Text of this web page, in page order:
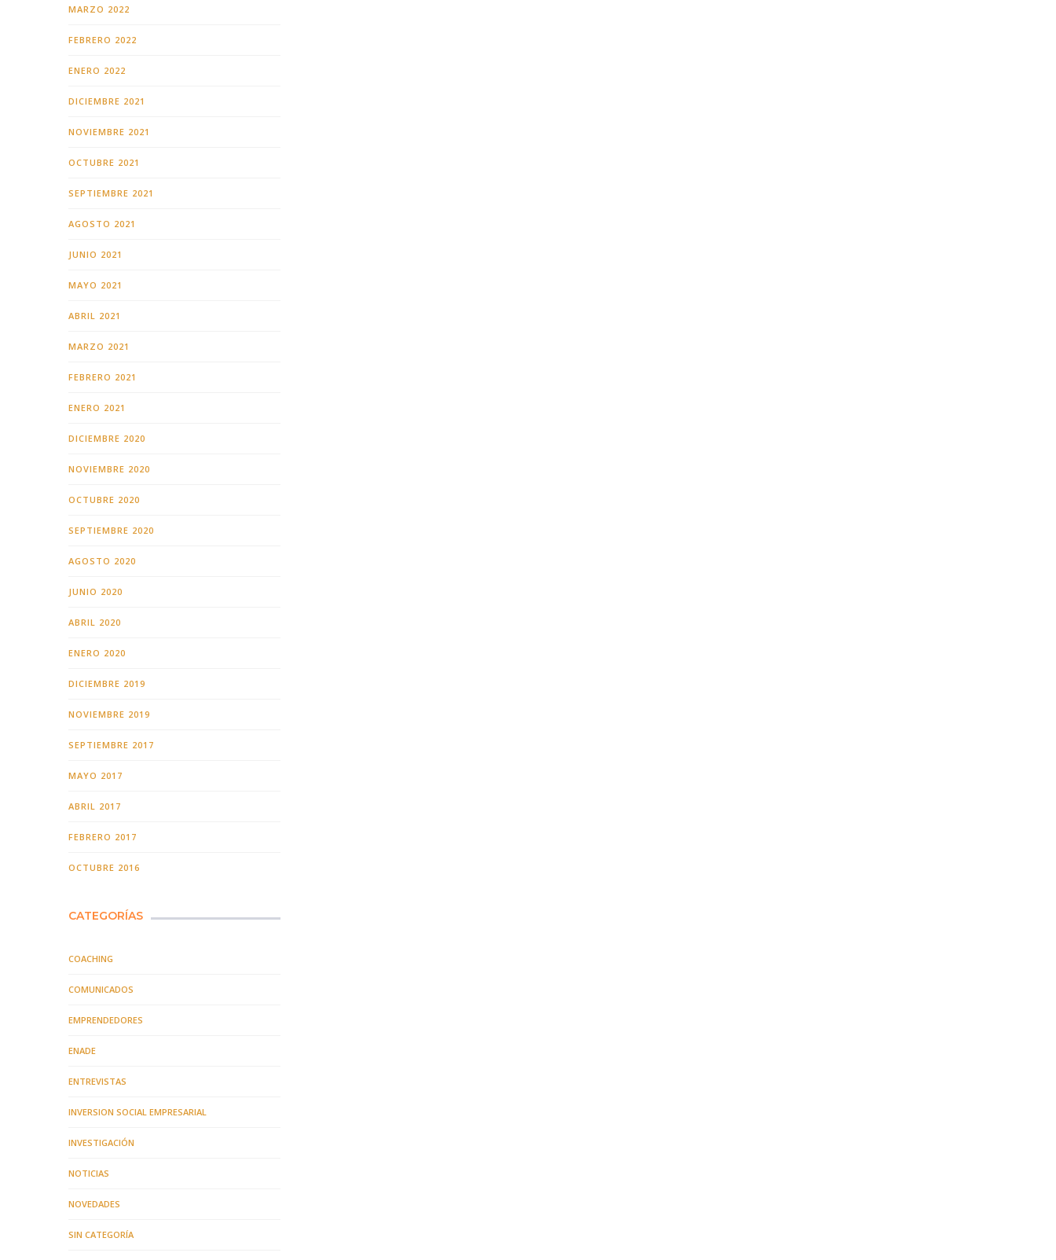
MARZO 2022
FEBRERO 2022
ENERO 2022
DICIEMBRE 2021
NOVIEMBRE 2021
OCTUBRE 2021
SEPTIEMBRE 2021
AGOSTO 2021
JUNIO 2021
MAYO 2021
ABRIL 2021
MARZO 2021
FEBRERO 2021
ENERO 2021
DICIEMBRE 2020
NOVIEMBRE 2020
OCTUBRE 2020
SEPTIEMBRE 2020
AGOSTO 2020
JUNIO 2020
ABRIL 2020
ENERO 2020
DICIEMBRE 2019
NOVIEMBRE 2019
SEPTIEMBRE 2017
MAYO 2017
ABRIL 2017
FEBRERO 2017
OCTUBRE 2016
CATEGORÍAS
COACHING
COMUNICADOS
EMPRENDEDORES
ENADE
ENTREVISTAS
INVERSION SOCIAL EMPRESARIAL
INVESTIGACIÓN
NOTICIAS
NOVEDADES
SIN CATEGORÍA